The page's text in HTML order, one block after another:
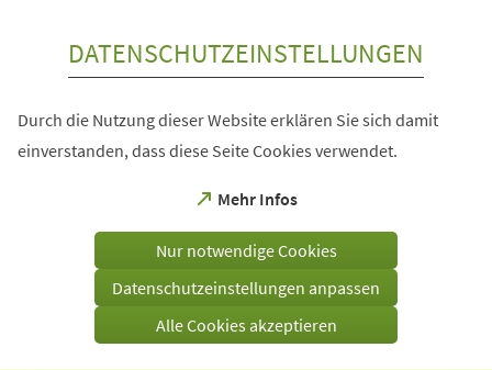
DATENSCHUTZEINSTELLUNGEN
Durch die Nutzung dieser Website erklären Sie sich damit
einverstanden, dass diese Seite Cookies verwendet.
Mehr Infos
(Öffnet
einem
Tab)
Nur notwendige Cookies
Datenschutzeinstellungen anpassen
Alle Cookies akzeptieren